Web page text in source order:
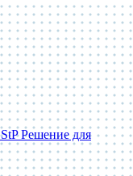
StP Решение для